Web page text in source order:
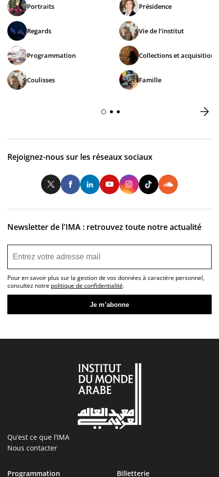
Portraits
Regards
Programmation
Coulisses
Présidence
Vie de l’institut
Collections et acquisitions
Famille
Rejoignez-nous sur les réseaux sociaux
TwitterFacebookLinkedInYoutubeInstagram
Newsletter de l'IMA : retrouvez toute notre actualité
Pour en savoir plus sur la gestion de vos données à caractère personnel,
consultez notre politique de confidentialité.
Qu’est ce que l’IMA
Nous contacter
Programmation Billetterie